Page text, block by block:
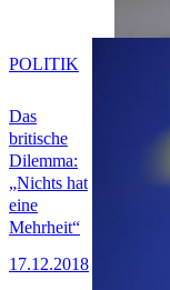
Das
britische
Dilemma:
„Nichts hat
eine
Mehrheit“
17.12.2018
POLITIK